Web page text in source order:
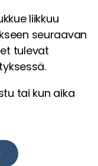
liikkuu
seuraavan
tulevat
tai kun aika